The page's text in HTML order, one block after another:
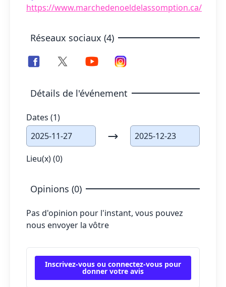
https://www.marchedenoeldelassomption.ca/
Réseaux sociaux (4)
Détails de l'événement
Dates (1)
2025-11-27
2025-12-23
Lieu(x) (0)
Opinions (0)
Pas d'opinion pour l'instant, vous pouvez
nous envoyer la vôtre
Inscrivez-vous ou connectez-vous pour
donner votre avis